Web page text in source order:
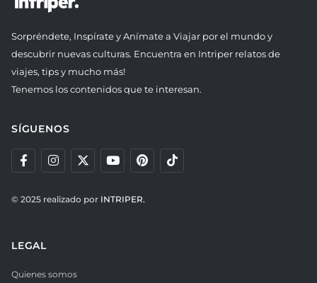
Sorpréndete, Inspírate y Anímate a Viajar por el mundo y
descubrir nuevas culturas. Encuentra en Intriper relatos de
viajes, tips y mucho más!
Tenemos los contenidos que te interesan.
SÍGUENOS
© 2025 realizado por INTRIPER.
LEGAL
Quienes somos